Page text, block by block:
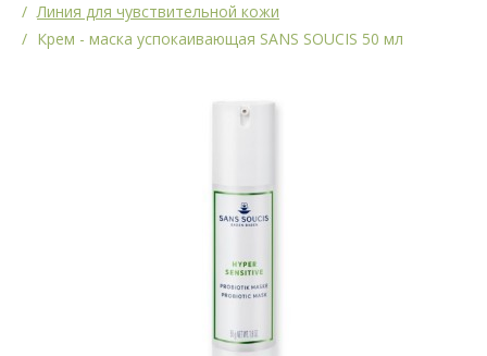
Линия для чувствительной кожи
Крем - маска успокаивающая SANS SOUCIS 50 мл